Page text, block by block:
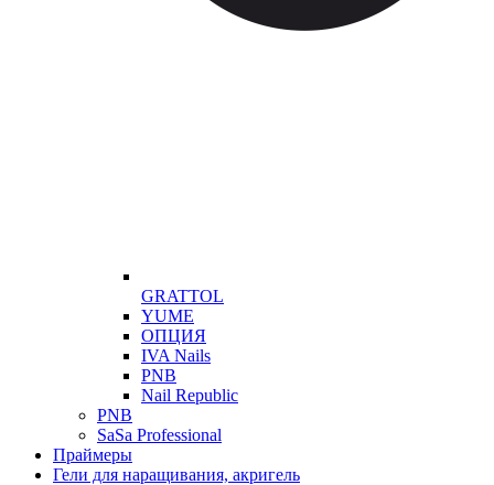
GRATTOL
YUME
ОПЦИЯ
IVA Nails
PNB
Nail Republic
PNB
SaSa Professional
Праймеры
Гели для наращивания, акригель